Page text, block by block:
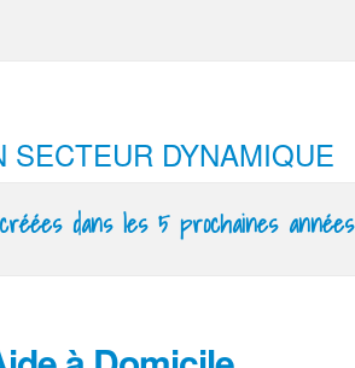
DYNAMIQUE
dans les 5 prochaines années